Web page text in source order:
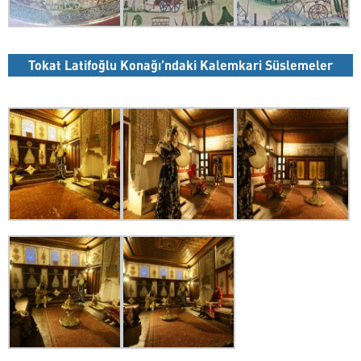
Tokat Latifoğlu Konağı’ndaki Kalemkari Süslemeler